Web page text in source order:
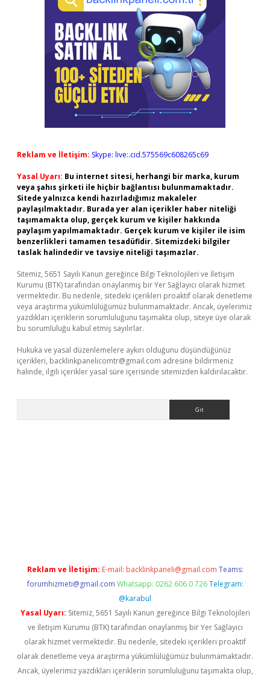
Reklam ve İletişim: Skype: live:.cid.575569c608265c69
Yasal Uyarı: Bu internet sitesi, herhangi bir marka, kurum
veya şahıs şirketi ile hiçbir bağlantısı bulunmamaktadır.
Sitede yalnızca kendi hazırladığımız makaleler
paylaşılmaktadır. Burada yer alan içerikler haber niteliği
taşımamakta olup, gerçek kurum ve kişiler hakkında
paylaşım yapılmamaktadır. Gerçek kurum ve kişiler ile isim
benzerlikleri tamamen tesadüfidir. Sitemizdeki bilgiler
taslak halindedir ve tavsiye niteliği taşımazlar.
Sitemiz, 5651 Sayılı Kanun gereğince Bilgi Teknolojileri ve İletişim
Kurumu (BTK) tarafından onaylanmış bir Yer Sağlayıcı olarak hizmet
vermektedir. Bu nedenle, sitedeki içerikleri proaktif olarak denetleme
veya araştırma yükümlülüğümüz bulunmamaktadır. Ancak, üyelerimiz
yazdıkları içeriklerin sorumluluğunu taşımakta olup, siteye üye olarak
bu sorumluluğu kabul etmiş sayılırlar.
Hukuka ve yasal düzenlemelere aykırı olduğunu düşündüğünüz
içerikleri, backlinkpanelicomtr@gmail.com adresine bildirmeniz
halinde, ilgili içerikler yasal süre içerisinde sitemizden kaldırılacaktır.
Reklam ve İletişim: E-mail: backlinkpaneli@gmail.com Teams:
forumhizmeti@gmail.com Whatsapp: 0262 606 0 726 Telegram:
@karabul
Yasal Uyarı: Sitemiz, 5651 Sayılı Kanun gereğince Bilgi Teknolojileri
ve İletişim Kurumu (BTK) tarafından onaylanmış bir Yer Sağlayıcı
olarak hizmet vermektedir. Bu nedenle, sitedeki içerikleri proaktif
olarak denetleme veya araştırma yükümlülüğümüz bulunmamaktadır.
Ancak, üyelerimiz yazdıkları içeriklerin sorumluluğunu taşımakta olup,